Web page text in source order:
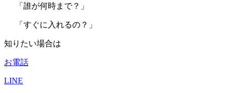
「誰が何時まで？」
「すぐに入れるの？」
知りたい場合は
お電話
LINE